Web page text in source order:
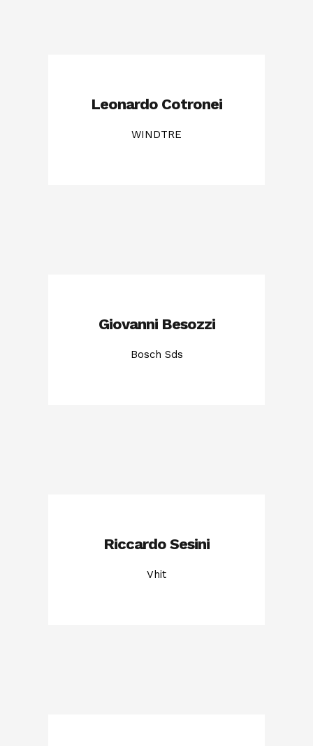
Leonardo Cotronei
WINDTRE
Giovanni Besozzi
Bosch Sds
Riccardo Sesini
Vhit